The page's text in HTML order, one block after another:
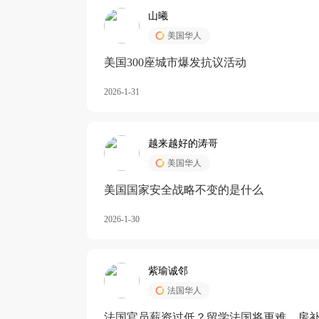
山曦
美国华人
美国300座城市爆发抗议活动
2026-1-31
越来越好的涛哥
美国华人
美国国家安全战略不变的是什么
2026-1-30
紫瑜诚邻
法国华人